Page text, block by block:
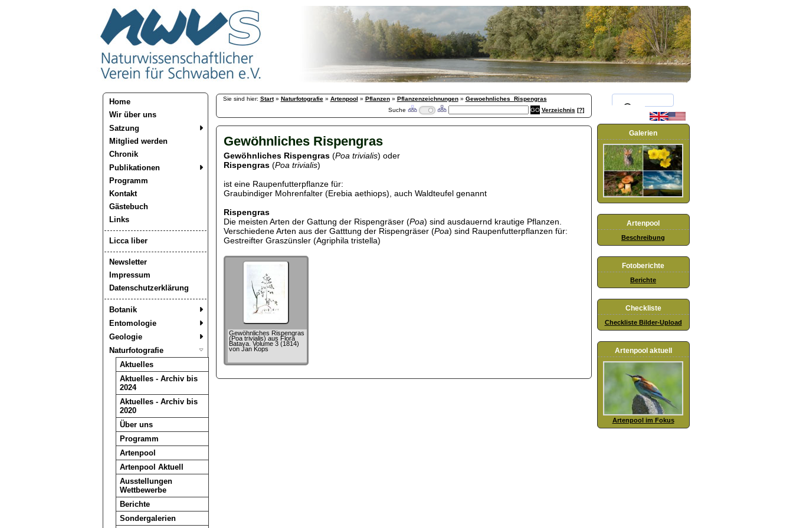
Home
Wir über uns
Satzung
Mitglied werden
Chronik
Publikationen
Programm
Kontakt
Gästebuch
Links
Licca liber
Newsletter
Impressum
Datenschutzerklärung
Botanik
Entomologie
Geologie
Naturfotografie
Aktuelles
Aktuelles - Archiv bis
2024
Aktuelles - Archiv bis
2020
Über uns
Programm
Artenpool
Artenpool Aktuell
Ausstellungen
Wettbewerbe
Berichte
Sondergalerien
Sie sind hier: Start» Naturfotografie» Artenpool » Pflanzen» Pflanzenzeichnungen» Gewoehnliches_Rispengras
Suche
Verzeichnis [?]
Gewöhnliches Rispengras
Gewöhnliches Rispengras (Poa trivialis) oder
Rispengras (Poa trivialis)
ist eine Raupenfutterpflanze für:
Graubindiger Mohrenfalter (Erebia aethiops), auch Waldteufel genannt
Rispengras
Die meisten Arten der Gattung der Rispengräser (Poa) sind ausdauernd krautige Pflanzen.
Verschiedene Arten aus der Gatttung der Rispengräser (Poa) sind Raupenfutterpflanzen für:
Gestreifter Graszünsler (Agriphila tristella)
Gewöhnliches Rispengras
(Poa trivialis) aus Flora
Batava. Volume 3 (1814)
von Jan Kops
Galerien
Artenpool
Beschreibung
Fotoberichte
Berichte
Checkliste
Checkliste Bilder-Upload
Artenpool aktuell
Artenpool im Fokus